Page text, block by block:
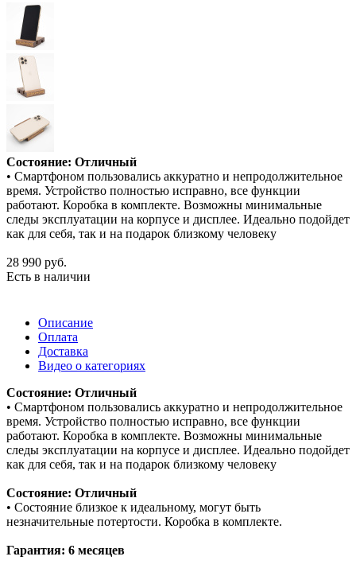
Состояние: Отличный
• Смартфоном пользовались аккуратно и непродолжительное
время. Устройство полностью исправно, все функции
работают. Коробка в комплекте. Возможны минимальные
следы эксплуатации на корпусе и дисплее. Идеально подойдет
как для себя, так и на подарок близкому человеку
28 990 руб.
Есть в наличии
Описание
Оплата
Доставка
Видео о категориях
Состояние: Отличный
• Смартфоном пользовались аккуратно и непродолжительное
время. Устройство полностью исправно, все функции
работают. Коробка в комплекте. Возможны минимальные
следы эксплуатации на корпусе и дисплее. Идеально подойдет
как для себя, так и на подарок близкому человеку
Состояние: Отличный
• Состояние близкое к идеальному, могут быть
незначительные потертости. Коробка в комплекте.
Гарантия: 6 месяцев